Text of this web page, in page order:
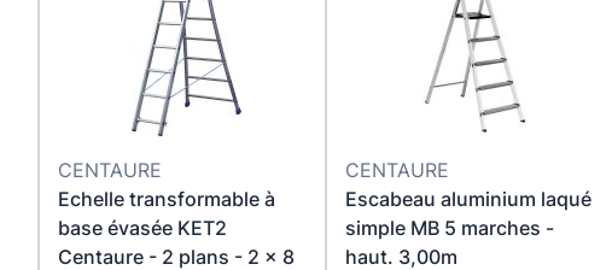
CENTAURE
Echelle transformable à
base évasée KET2
Centaure - 2 plans - 2 x 8
CENTAURE
Escabeau aluminium laqué
simple MB 5 marches -
haut. 3,00m